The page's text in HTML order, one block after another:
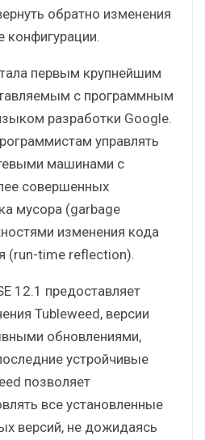
обратно изменения
конфигурации.
первым крупнейшим
с программным
разработки Google.
управлять
машинами с
совершенных
мусора (garbage
изменения кода
(run-time reflection).
12.1 предоставляет
Tubleweed, версии
обновлениями,
устройчивые
позволяет
все установленные
версий, не дожидаясь